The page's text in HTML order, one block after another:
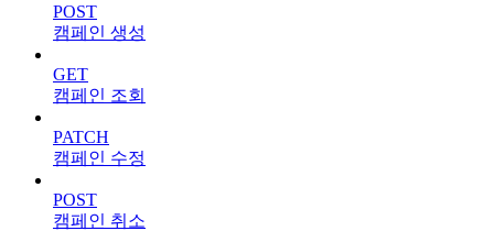
POST
캠페인 생성
GET
캠페인 조회
PATCH
캠페인 수정
POST
캠페인 취소